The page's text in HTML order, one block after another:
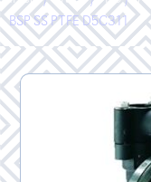
BSP SS PTFE D5C311